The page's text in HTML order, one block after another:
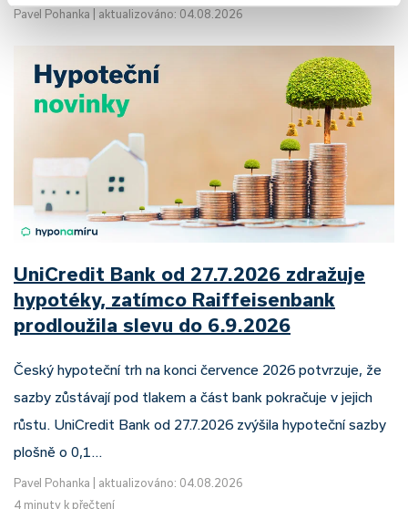
Pavel Pohanka aktualizováno: 04.08.2026
UniCredit Bank od 27.7.2026 zdražuje
hypotéky, zatímco Raiffeisenbank
prodloužila slevu do 6.9.2026
Český hypoteční trh na konci července 2026 potvrzuje, že
sazby zůstávají pod tlakem a část bank pokračuje v jejich
růstu. UniCredit Bank od 27.7.2026 zvýšila hypoteční sazby
plošně o 0,1…
Pavel Pohanka
aktualizováno: 04.08.2026
4 minuty k přečtení